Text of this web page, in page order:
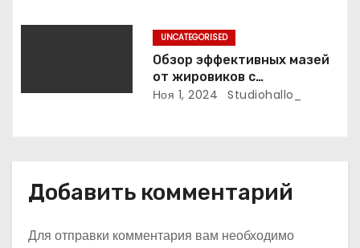
UNCATEGORISED
Обзор эффективных мазей
от жировиков с
рассасывающим эффектом
Ноя 1, 2024 Studiohallo_
Добавить комментарий
Для отправки комментария вам необходимо